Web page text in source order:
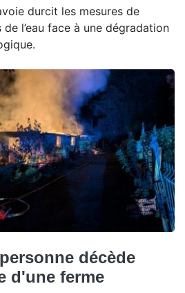
durcit les mesures de
l’eau face à une dégradation
décède
d'une ferme